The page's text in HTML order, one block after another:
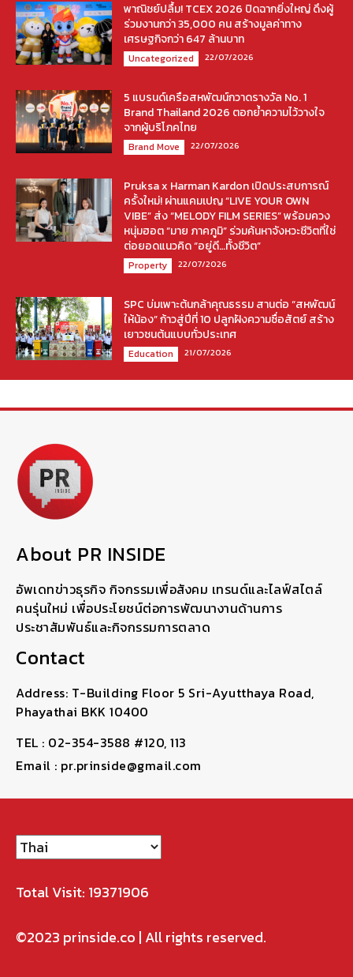
พาณิชย์ปลื้ม! TCEX 2026 ปิดฉากยิ่งใหญ่ ดึงผู้
ร่วมงานกว่า 35,000 คน สร้างมูลค่าทาง
เศรษฐกิจกว่า 647 ล้านบาท
Uncategorized 22/07/2026
5 แบรนด์เครือสหพัฒน์กวาดรางวัล No. 1
Brand Thailand 2026 ตอกย้ำความไว้วางใจ
จากผู้บริโภคไทย
Brand Move 22/07/2026
Pruksa x Harman Kardon เปิดประสบการณ์
ครั้งใหม่! ผ่านแคมเปญ “LIVE YOUR OWN
VIBE” ส่ง “MELODY FILM SERIES” พร้อมควง
หนุ่มฮอต “มาย ภาคภูมิ” ร่วมค้นหาจังหวะชีวิตที่ใช่
ต่อยอดแนวคิด “อยู่ดี…ทั้งชีวิต”
Property 22/07/2026
SPC บ่มเพาะต้นกล้าคุณธรรม สานต่อ “สหพัฒน์
ให้น้อง” ก้าวสู่ปีที่ 10 ปลูกฝังความซื่อสัตย์ สร้าง
เยาวชนต้นแบบทั่วประเทศ
Education 21/07/2026
About PR INSIDE
อัพเดทข่าวธุรกิจ กิจกรรมเพื่อสังคม เทรนด์และไลฟ์สไตล์
คนรุ่นใหม่ เพื่อประโยชน์ต่อการพัฒนางานด้านการ
ประชาสัมพันธ์และกิจกรรมการตลาด
Contact
Address: T-Building Floor 5 Sri-Ayutthaya Road,
Phayathai BKK 10400
TEL : 02-354-3588 #120, 113
Email : pr.prinside@gmail.com
Total Visit: 19371906
©2023 prinside.co | All rights reserved.